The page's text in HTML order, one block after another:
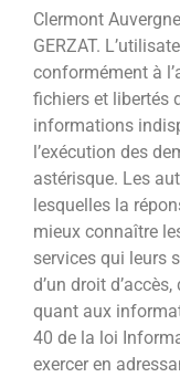
Clermont
GERZAT.
conformément à
fichiers et libertés
informations
l’exécution des
astérisque. Les
lesquelles la
mieux connaître
services qui leurs
d’un droit
quant aux
40 de la loi
exercer en